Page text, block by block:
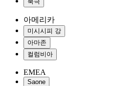
아메리카
미시시피 강
아마존
컬럼비아
EMEA
Saone